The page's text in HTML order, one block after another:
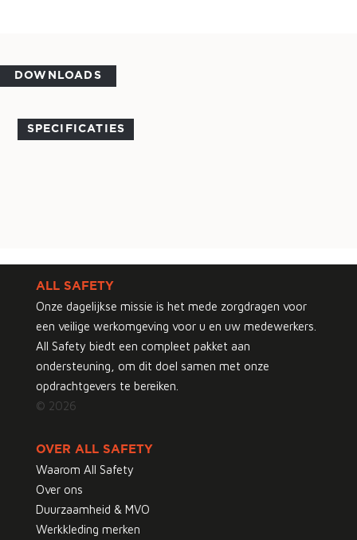
DOWNLOADS
SPECIFICATIES
ALL SAFETY
Onze dagelijkse missie is het mede zorgdragen voor
een veilige werkomgeving voor u en uw medewerkers.
All Safety biedt een compleet pakket aan
ondersteuning, om dit doel samen met onze
opdrachtgevers te bereiken.
© 2026
OVER ALL SAFETY
Waarom All Safety
Over ons
Duurzaamheid & MVO
Werkkleding merken